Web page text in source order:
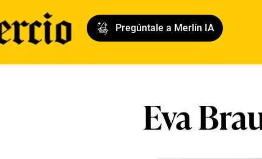
Pregúntale a Merlín IA
Eva